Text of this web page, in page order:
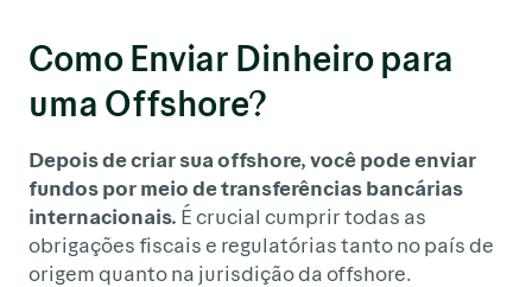
Como Enviar Dinheiro para
uma Offshore?
Depois de criar sua offshore, você pode enviar
fundos por meio de transferências bancárias
internacionais. É crucial cumprir todas as
obrigações fiscais e regulatórias tanto no país de
origem quanto na jurisdição da offshore.